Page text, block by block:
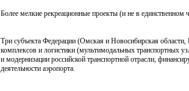
Более мелкие рекреационные проекты (и не в
Три субъекта Федерации (Омская и Новосибирская области,
комплексов и логистики (мультимодальных транспортных
и модернизации российской транспортной отрасли,
деятельности аэропорта.